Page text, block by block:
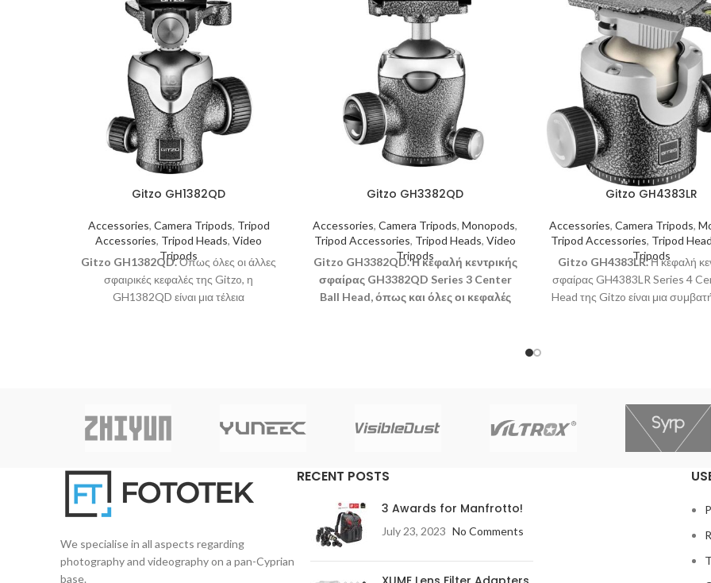
Gitzo GH1382QD
Accessories, Camera Tripods, Tripod
Accessories, Tripod Heads, Video
Tripods
Gitzo GH1382QD.Όπως όλες οι άλλες
σφαιρικές κεφαλές της Gitzo, η
GH1382QD είναι μια τέλεια
Gitzo GH3382QD
Accessories, Camera Tripods, Monopods,
Tripod Accessories, Tripod Heads, Video
Tripods
Gitzo GH3382QD. Η κεφαλή κεντρικής
σφαίρας GH3382QD Series 3 Center
Ball Head, όπως και όλες οι κεφαλές
Gitzo GH4383LR
Accessories, Camera Tripods,
Tripod Accessories, Tripod
Tripods
Gitzo GH4383LR.Η κεφαλή
σφαίρας GH4383LR Series 4
Head της Gitzo είναι μια
We specialise in all aspects regarding
photography and videography on a pan-Cyprian
base.
RECENT POSTS
3 Awards for Manfrotto!
July 23, 2023 No Comments